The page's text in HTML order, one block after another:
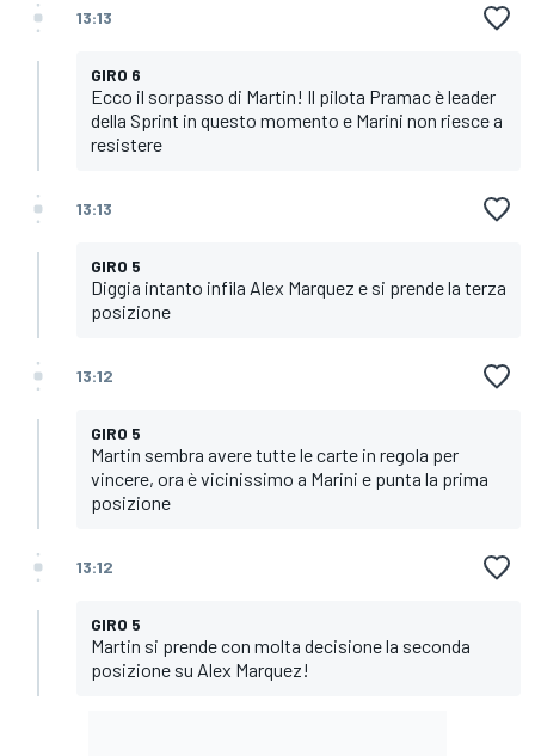
13:13
GIRO 6
Ecco il sorpasso di Martin! Il pilota Pramac è leader
della Sprint in questo momento e Marini non riesce a
resistere
13:13
GIRO 5
Diggia intanto infila Alex Marquez e si prende la terza
posizione
13:12
GIRO 5
Martin sembra avere tutte le carte in regola per
vincere, ora è vicinissimo a Marini e punta la prima
posizione
13:12
GIRO 5
Martin si prende con molta decisione la seconda
posizione su Alex Marquez!